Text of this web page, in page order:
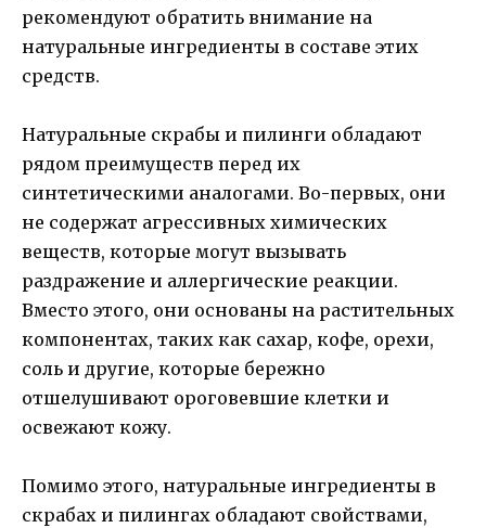
рекомендуют обратить внимание на
натуральные ингредиенты в составе этих
средств.
Натуральные скрабы и пилинги обладают
рядом преимуществ перед их
синтетическими аналогами. Во-первых, они
не содержат агрессивных химических
веществ, которые могут вызывать
раздражение и аллергические реакции.
Вместо этого, они основаны на растительных
компонентах, таких как сахар, кофе, орехи,
соль и другие, которые бережно
отшелушивают ороговевшие клетки и
освежают кожу.
Помимо этого, натуральные ингредиенты в
скрабах и пилингах обладают свойствами,